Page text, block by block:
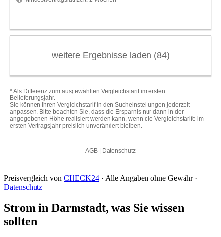
Preisvergleich von CHECK24 · Alle Angaben ohne Gewähr ·
Datenschutz
Strom in Darmstadt, was Sie wissen
sollten